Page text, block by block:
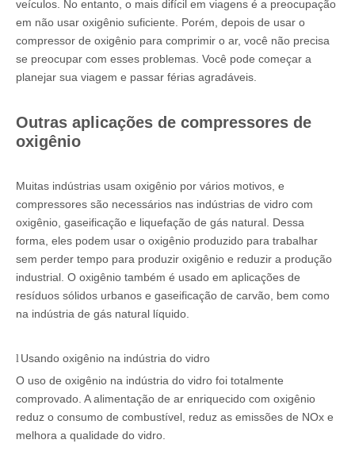
veículos. No entanto, o mais difícil em viagens é a preocupação
em não usar oxigênio suficiente. Porém, depois de usar o
compressor de oxigênio para comprimir o ar, você não precisa
se preocupar com esses problemas. Você pode começar a
planejar sua viagem e passar férias agradáveis.
Outras aplicações de compressores de
oxigênio
Muitas indústrias usam oxigênio por vários motivos, e
compressores são necessários nas indústrias de vidro com
oxigênio, gaseificação e liquefação de gás natural. Dessa
forma, eles podem usar o oxigênio produzido para trabalhar
sem perder tempo para produzir oxigênio e reduzir a produção
industrial. O oxigênio também é usado em aplicações de
resíduos sólidos urbanos e gaseificação de carvão, bem como
na indústria de gás natural líquido.
l Usando oxigênio na indústria do vidro
O uso de oxigênio na indústria do vidro foi totalmente
comprovado. A alimentação de ar enriquecido com oxigênio
reduz o consumo de combustível, reduz as emissões de NOx e
melhora a qualidade do vidro.